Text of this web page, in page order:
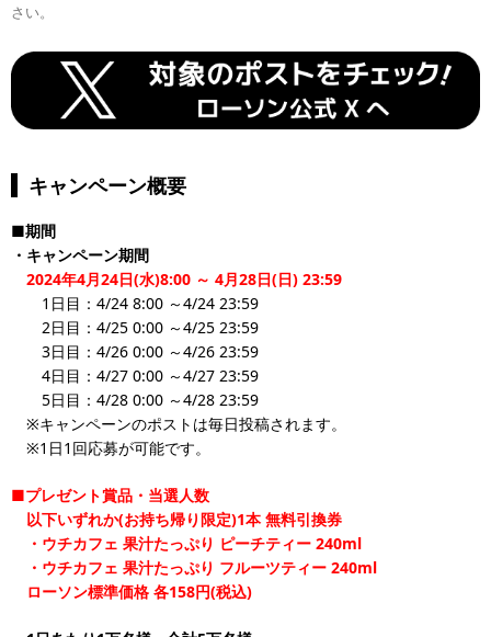
さい。
キャンペーン概要
■期間
・キャンペーン期間
2024年4月24日(水)8:00 ～ 4月28日(日) 23:59
1日目：4/24 8:00 ～4/24 23:59
2日目：4/25 0:00 ～4/25 23:59
3日目：4/26 0:00 ～4/26 23:59
4日目：4/27 0:00 ～4/27 23:59
5日目：4/28 0:00 ～4/28 23:59
※キャンペーンのポストは毎日投稿されます。
※1日1回応募が可能です。
■プレゼント賞品・当選人数
以下いずれか(お持ち帰り限定)1本 無料引換券
・ウチカフェ 果汁たっぷり ピーチティー 240ml
・ウチカフェ 果汁たっぷり フルーツティー 240ml
ローソン標準価格 各158円(税込)